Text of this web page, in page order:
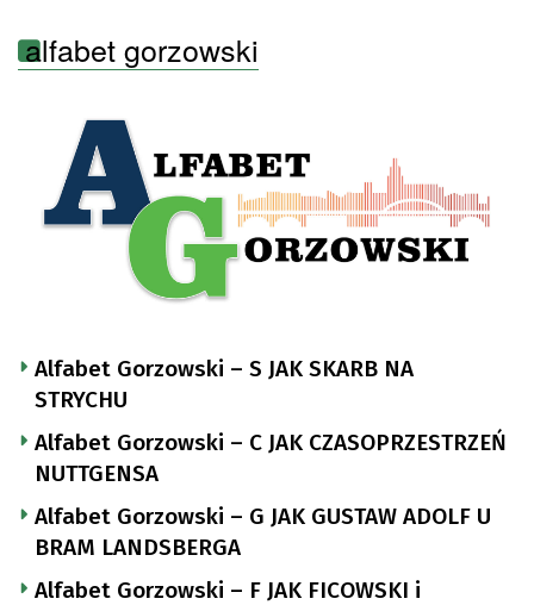
alfabet gorzowski
Alfabet Gorzowski – S JAK SKARB NA
STRYCHU
Alfabet Gorzowski – C JAK CZASOPRZESTRZEŃ
NUTTGENSA
Alfabet Gorzowski – G JAK GUSTAW ADOLF U
BRAM LANDSBERGA
Alfabet Gorzowski – F JAK FICOWSKI i